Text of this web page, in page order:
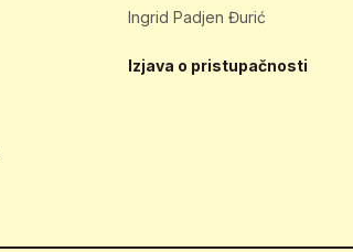
Ingrid Padjen Đurić
Izjava o pristupačnosti